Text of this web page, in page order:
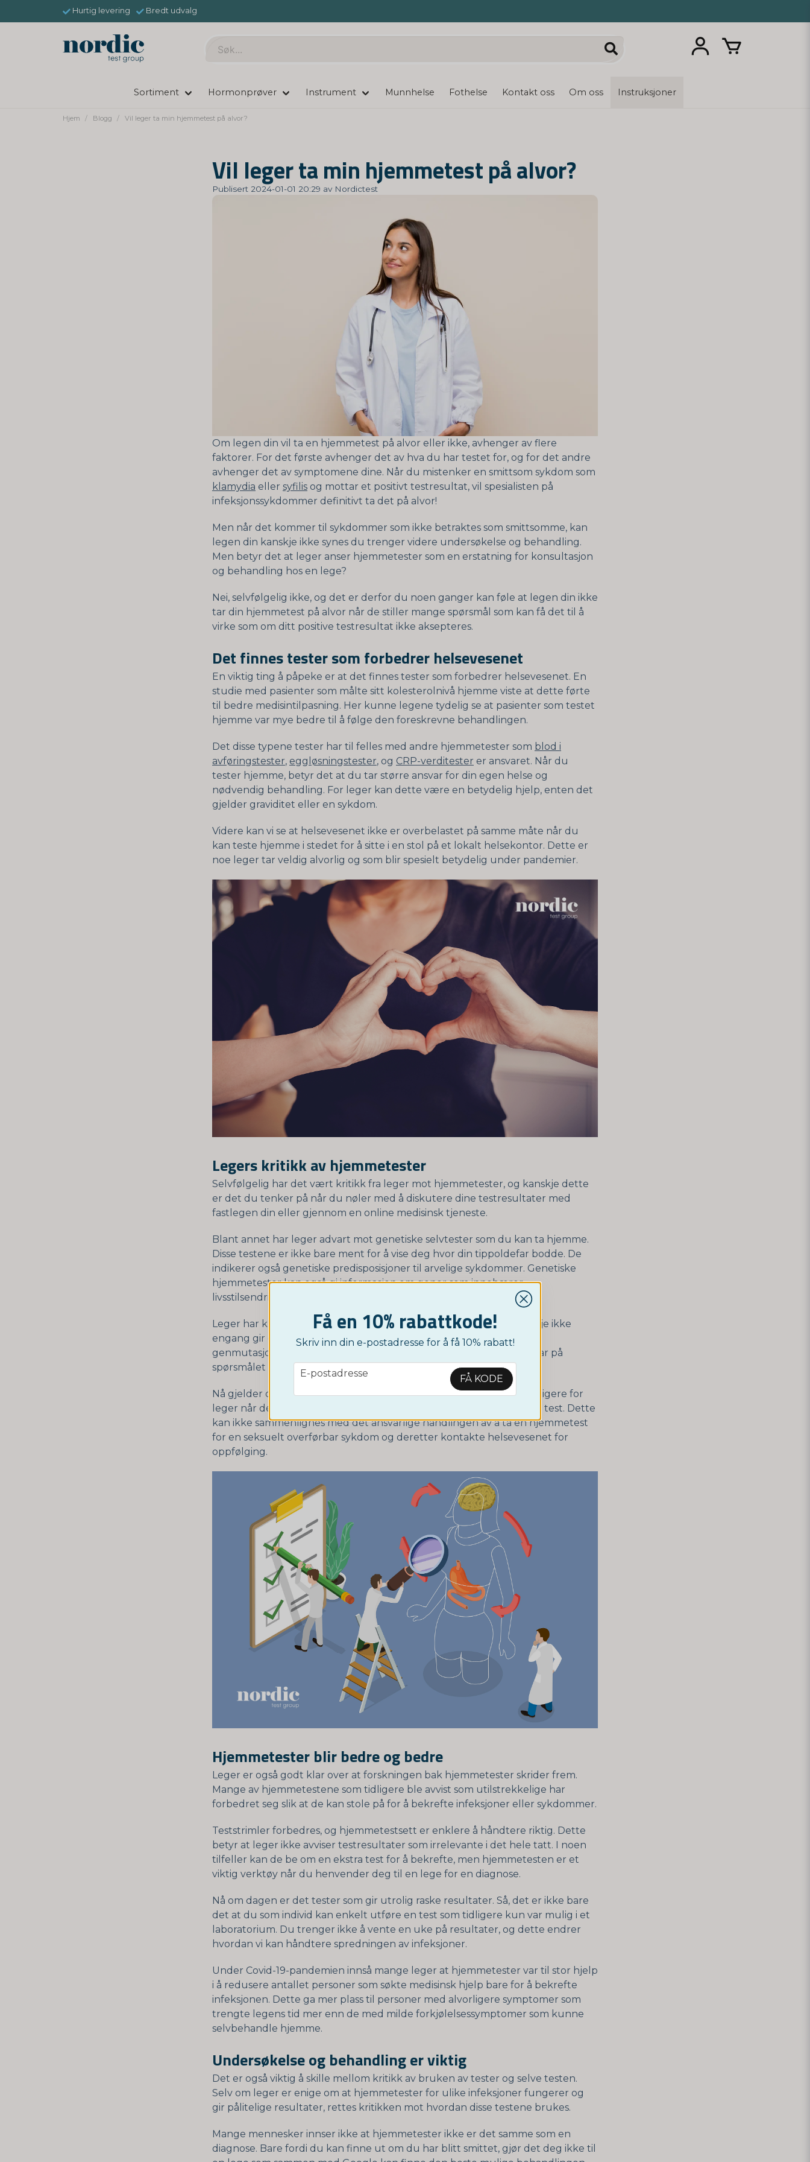
Hurtig levering Bredt udvalg
Sortiment Hormonprøver Instrument Munnhelse Fothelse Kontakt oss Om oss Instruksjoner
Hjem Blogg Vil leger ta min hjemmetest på alvor?
Vil leger ta min hjemmetest på alvor?
Publisert 2024-01-01 20:29 av Nordictest
Om legen din vil ta en hjemmetest på alvor eller ikke, avhenger av flere
faktorer. For det første avhenger det av hva du har testet for, og for det andre
avhenger det av symptomene dine. Når du mistenker en smittsom sykdom som
klamydia eller syfilis og mottar et positivt testresultat, vil spesialisten på
infeksjonssykdommer definitivt ta det på alvor!
Men når det kommer til sykdommer som ikke betraktes som smittsomme, kan
legen din kanskje ikke synes du trenger videre undersøkelse og behandling.
Men betyr det at leger anser hjemmetester som en erstatning for konsultasjon
og behandling hos en lege?
Nei, selvfølgelig ikke, og det er derfor du noen ganger kan føle at legen din ikke
tar din hjemmetest på alvor når de stiller mange spørsmål som kan få det til å
virke som om ditt positive testresultat ikke aksepteres.
Det finnes tester som forbedrer helsevesenet
En viktig ting å påpeke er at det finnes tester som forbedrer helsevesenet. En
studie med pasienter som målte sitt kolesterolnivå hjemme viste at dette førte
til bedre medisintilpasning. Her kunne legene tydelig se at pasienter som testet
hjemme var mye bedre til å følge den foreskrevne behandlingen.
Det disse typene tester har til felles med andre hjemmetester som blod i
avføringstester, eggløsningstester, og CRP-verditester er ansvaret. Når du
tester hjemme, betyr det at du tar større ansvar for din egen helse og
nødvendig behandling. For leger kan dette være en betydelig hjelp, enten det
gjelder graviditet eller en sykdom.
Videre kan vi se at helsevesenet ikke er overbelastet på samme måte når du
kan teste hjemme i stedet for å sitte i en stol på et lokalt helsekontor. Dette er
noe leger tar veldig alvorlig og som blir spesielt betydelig under pandemier.
Legers kritikk av hjemmetester
Selvfølgelig har det vært kritikk fra leger mot hjemmetester, og kanskje dette
er det du tenker på når du nøler med å diskutere dine testresultater med
fastlegen din eller gjennom en online medisinsk tjeneste.
Blant annet har leger advart mot genetiske selvtester som du kan ta hjemme.
Disse testene er ikke bare ment for å vise deg hvor din tippoldefar bodde. De
indikerer også genetiske predisposisjoner til arvelige sykdommer. Genetiske
hjemmetester kan også gi informasjon om gener som innebærer
livsstilsendringer for å unngå sykdomsutvikling.
Leger har kritisert disse testene og sagt at de er poengløse og kanskje ikke
engang gir et nøyaktig svar. Selv om testen praktisk talt viser en viss
genmutasjon, er mye mer analyse nødvendig for å få et ordentlig svar på
spørsmålet om dette innebærer en økt risiko for sykdom.
Nå gjelder dette en spesifikk type test som kan gjøre jobben vanskeligere for
leger når de mottar spørsmål fra folk som bekymrer seg etter en slik test. Dette
kan ikke sammenlignes med det ansvarlige handlingen av å ta en hjemmetest
for en seksuelt overførbar sykdom og deretter kontakte helsevesenet for
oppfølging.
Hjemmetester blir bedre og bedre
Leger er også godt klar over at forskningen bak hjemmetester skrider frem.
Mange av hjemmetestene som tidligere ble avvist som utilstrekkelige har
forbedret seg slik at de kan stole på for å bekrefte infeksjoner eller sykdommer.
Teststrimler forbedres, og hjemmetestsett er enklere å håndtere riktig. Dette
betyr at leger ikke avviser testresultater som irrelevante i det hele tatt. I noen
tilfeller kan de be om en ekstra test for å bekrefte, men hjemmetesten er et
viktig verktøy når du henvender deg til en lege for en diagnose.
Nå om dagen er det tester som gir utrolig raske resultater. Så, det er ikke bare
det at du som individ kan enkelt utføre en test som tidligere kun var mulig i et
laboratorium. Du trenger ikke å vente en uke på resultater, og dette endrer
hvordan vi kan håndtere spredningen av infeksjoner.
Under Covid-19-pandemien innså mange leger at hjemmetester var til stor hjelp
i å redusere antallet personer som søkte medisinsk hjelp bare for å bekrefte
infeksjonen. Dette ga mer plass til personer med alvorligere symptomer som
trengte legens tid mer enn de med milde forkjølelsessymptomer som kunne
selvbehandle hjemme.
Undersøkelse og behandling er viktig
Det er også viktig å skille mellom kritikk av bruken av tester og selve testen.
Selv om leger er enige om at hjemmetester for ulike infeksjoner fungerer og
gir pålitelige resultater, rettes kritikken mot hvordan disse testene brukes.
Mange mennesker innser ikke at hjemmetester ikke er det samme som en
diagnose. Bare fordi du kan finne ut om du har blitt smittet, gjør det deg ikke til
Få en 10% rabattkode!
Skriv inn din e-postadresse for å få 10% rabatt!
email
E-postadresse FÅ KODE